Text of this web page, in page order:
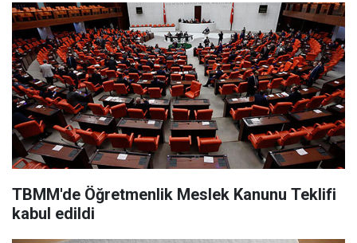
TBMM'de Öğretmenlik Meslek Kanunu Teklifi
kabul edildi